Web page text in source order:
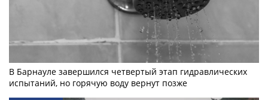
В Барнауле завершился четвертый этап гидравлических
испытаний, но горячую воду вернут позже